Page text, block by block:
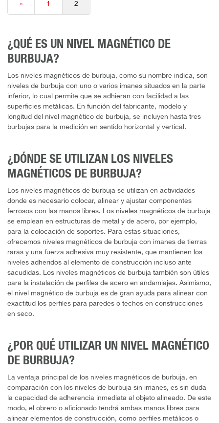
« 1 2
¿QUÉ ES UN NIVEL MAGNÉTICO DE
BURBUJA?
Los niveles magnéticos de burbuja, como su nombre indica, son
niveles de burbuja con uno o varios imanes situados en la parte
inferior, lo cual permite que se adhieran con facilidad a las
superficies metálicas. En función del fabricante, modelo y
longitud del nivel magnético de burbuja, se incluyen hasta tres
burbujas para la medición en sentido horizontal y vertical.
¿DÓNDE SE UTILIZAN LOS NIVELES
MAGNÉTICOS DE BURBUJA?
Los niveles magnéticos de burbuja se utilizan en actividades
donde es necesario colocar, alinear y ajustar componentes
ferrosos con las manos libres. Los niveles magnéticos de burbuja
se emplean en estructuras de metal y de acero, por ejemplo,
para la colocación de soportes. Para estas situaciones,
ofrecemos niveles magnéticos de burbuja con imanes de tierras
raras y una fuerza adhesiva muy resistente, que mantienen los
niveles adheridos al elemento de construcción incluso ante
sacudidas. Los niveles magnéticos de burbuja también son útiles
para la instalación de perfiles de acero en andamiajes. Asimismo,
el nivel magnético de burbuja es de gran ayuda para alinear con
exactitud los perfiles para paredes o techos en construcciones
en seco.
¿POR QUÉ UTILIZAR UN NIVEL MAGNÉTICO
DE BURBUJA?
La ventaja principal de los niveles magnéticos de burbuja, en
comparación con los niveles de burbuja sin imanes, es sin duda
la capacidad de adherencia inmediata al objeto alineado. De este
modo, el obrero o aficionado tendrá ambas manos libres para
alinear elementos de construcción, como perfiles metálicos o